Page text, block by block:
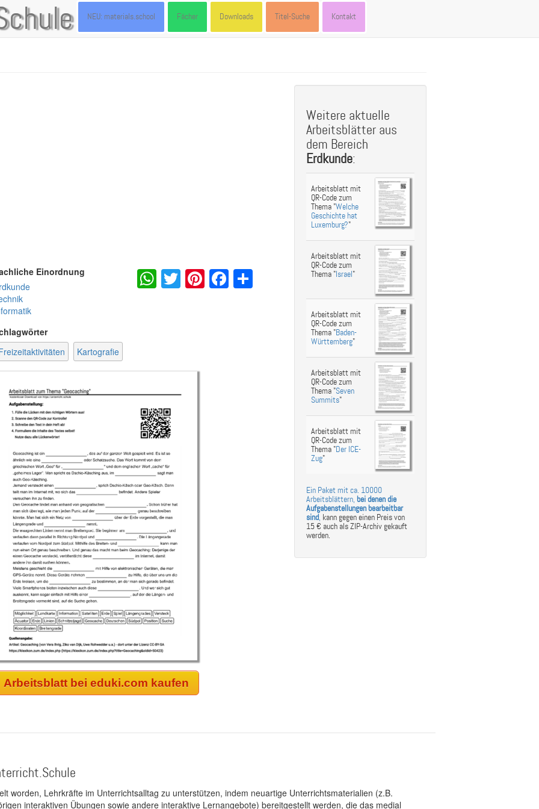
NEU: materials.school Fächer Downloads Titel-Suche Kontakt
Einordnung
Kartografie
WhatsApp
Twitter
Pinterest
Facebook
Arbeitsblatt bei eduki.com kaufen
Weitere aktuelle
Arbeitsblätter aus
dem Bereich
Erdkunde:
Arbeitsblatt mit
QR-Code zum
Thema "Welche
Geschichte hat
Luxemburg?"
Arbeitsblatt mit
QR-Code zum
Thema "Israel"
Arbeitsblatt mit
QR-Code zum
Thema "Baden-
Württemberg"
Arbeitsblatt mit
QR-Code zum
Thema "Seven
Summits"
Arbeitsblatt mit
QR-Code zum
Thema "Der ICE-
Zug"
Ein Paket mit ca. 10000
Arbeitsblättern, bei denen die
Aufgabenstellungen bearbeitbar
sind, kann gegen einen Preis von
15 € auch als ZIP-Archiv gekauft
werden.
worden, Lehrkräfte im Unterrichtsalltag zu unterstützen, indem neuartige Unterrichtsmaterialien (z.B.
interaktiven Übungen sowie andere interaktive Lernangebote) bereitgestellt werden, die das medial